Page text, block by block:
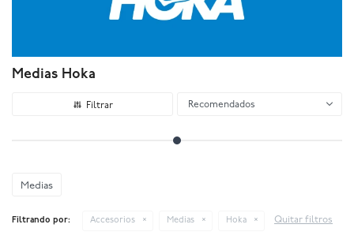
Medias Hoka
Recomendados
Medias
Filtrando por: Accesorios Medias Hoka Quitar filtros